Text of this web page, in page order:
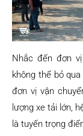
Nhắc đến đơn
không thể bỏ
đơn vị vận
lượng xe tải lớn,
là tuyến trọng